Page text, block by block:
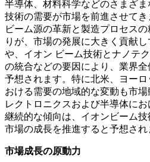
半導体、材料科学などのさまざ
技術の需要が市場を前進させて
ビーム源の革新と製造プロセス
りが、市場の発展に大きく貢献
や、イオン ビーム技術とナノテ
の統合などの要因により、業界
予想されます。特に北米、ヨー
おける需要の地域的な変動も市
レクトロニクスおよび半導体に
継続的な傾向は、イオンビーム技
市場の成長を推進すると予想され
市場成長の原動力